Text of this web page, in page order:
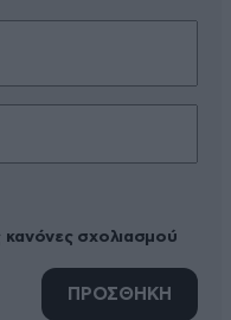
σχολιασμού
ΠΡΟΣΘΗΚΗ